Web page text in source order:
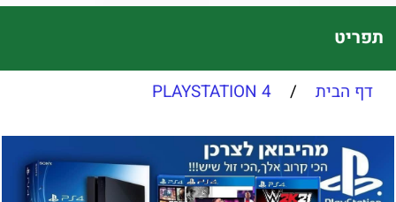
תפריט
דף הבית /
PLAYSTATION 4